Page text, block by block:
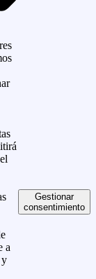
a
y
Gestionar
consentimiento